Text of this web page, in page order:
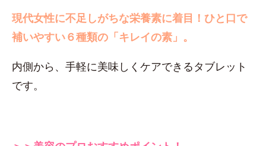
現代女性に不足しがちな栄養素に着目！ ひと口で
補いやすい６種類の「キレイの素」。
内側から、手軽に美味しくケアできるタブレット
です。